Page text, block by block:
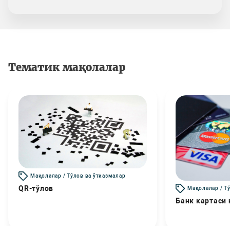
Тематик мақолалар
Мақолалар / Тўлов ва ўтказмалар
QR-тўлов Мақолалар /
Банк картаси